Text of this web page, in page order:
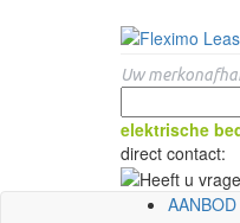
Uw
elektrische
direct contact:
AANBOD